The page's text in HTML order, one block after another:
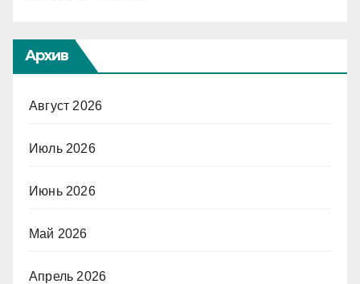
Архив
Август 2026
Июль 2026
Июнь 2026
Май 2026
Апрель 2026